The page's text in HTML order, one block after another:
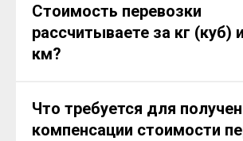
Стоимость перевозки
рассчитываете за кг (куб)
км?
Что требуется для
компенсации стоимости